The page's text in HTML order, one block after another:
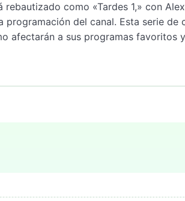
como «Tardes 1,» con
del canal. Esta serie de
afectarán a sus programas favoritos